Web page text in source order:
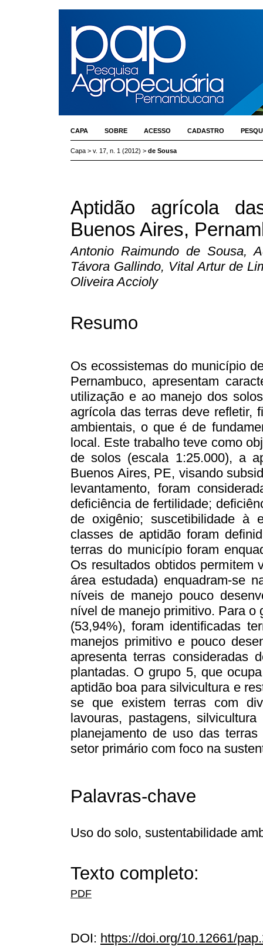
CAPA SOBRE ACESSO CADASTRO
Capa > v. 17, n. 1 (2012) > de Sousa
Aptidão agrícola
Buenos Aires,
Antonio Raimundo de Sousa,
Távora Gallindo, Vital Artur de
Oliveira Accioly
Resumo
Os ecossistemas do município
Pernambuco, apresentam
utilização e ao manejo dos
agrícola das terras deve refletir,
ambientais, o que é de
local. Este trabalho teve como
de solos (escala 1:25.000), a
Buenos Aires, PE, visando
levantamento, foram
deficiência de fertilidade;
de oxigênio; suscetibilidade à
classes de aptidão foram
terras do município foram
Os resultados obtidos permitem
área estudada) enquadram-se
níveis de manejo pouco
nível de manejo primitivo. Para o
(53,94%), foram identificadas
manejos primitivo e pouco
apresenta terras consideradas
plantadas. O grupo 5, que
aptidão boa para silvicultura e
se que existem terras com
lavouras, pastagens,
planejamento de uso das
setor primário com foco na
Palavras-chave
Uso do solo, sustentabilidade
Texto completo:
PDF
DOI: https://doi.org/10.12661/